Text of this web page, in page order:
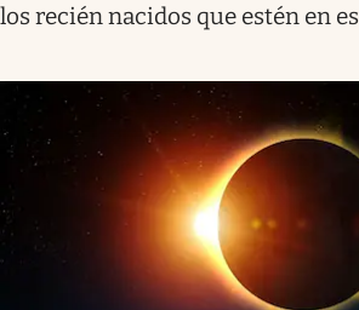
los recién nacidos que estén en